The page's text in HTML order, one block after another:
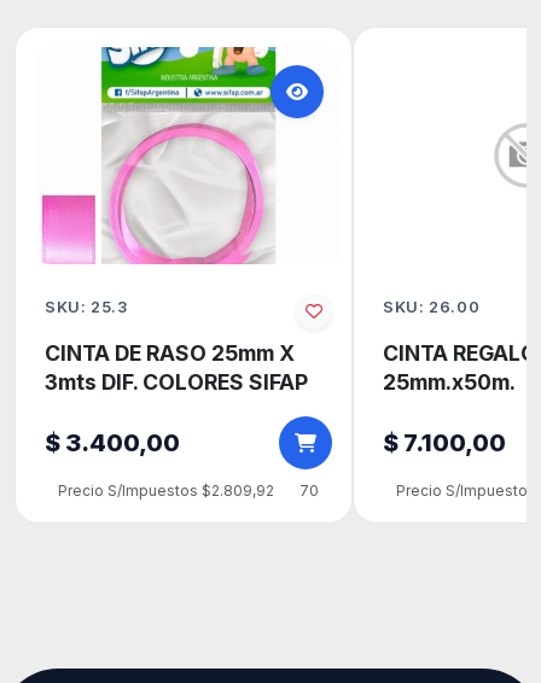
SKU: 25.3
CINTA DE RASO 25mm X
3mts DIF. COLORES SIFAP
$ 3.400,00
Precio S/Impuestos $2.809,92 70
SKU: 26.00
CINTA
25mm.x50m.
$ 7.100,00
Precio S/Impuestos